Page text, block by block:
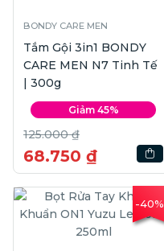
BONDY CARE MEN
Tắm Gội 3in1 BONDY
CARE MEN N7 Tinh Tế
| 300g
Giảm 45%
125.000 ₫
68.750 ₫
-40%